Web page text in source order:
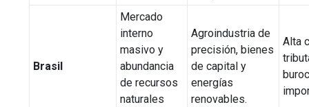
Brasil
Mercado
interno
masivo y
abundancia
de recursos
naturales
Agroindustria de
precisión, bienes
de capital y
energías
renovables.
Alta